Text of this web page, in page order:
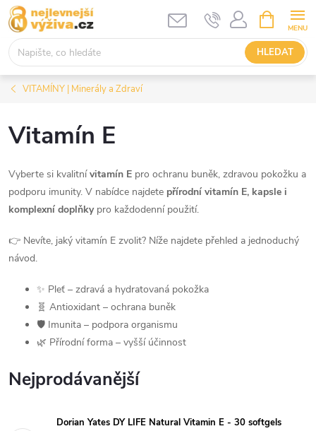
Přejít
na
obsah
HLEDAT
NÁKUPNÍ
KOŠÍK
VITAMÍNY | Minerály a Zdraví
Vitamín E
Vyberte si kvalitnívitamín E pro ochranu buněk, zdravou pokožku a
podporu imunity. V nabídce najdete přírodní vitamín E, kapsle i
komplexní doplňkypro každodenní použití.
👉 Nevíte, jaký vitamín E zvolit? Níže najdete přehled a jednoduchý
návod.
✨ Pleť – zdravá a hydratovaná pokožka
🧬 Antioxidant – ochrana buněk
🛡️ Imunita – podpora organismu
🌿 Přírodní forma – vyšší účinnost
Nejprodávanější
Dorian Yates DY LIFE Natural Vitamin E - 30 softgels